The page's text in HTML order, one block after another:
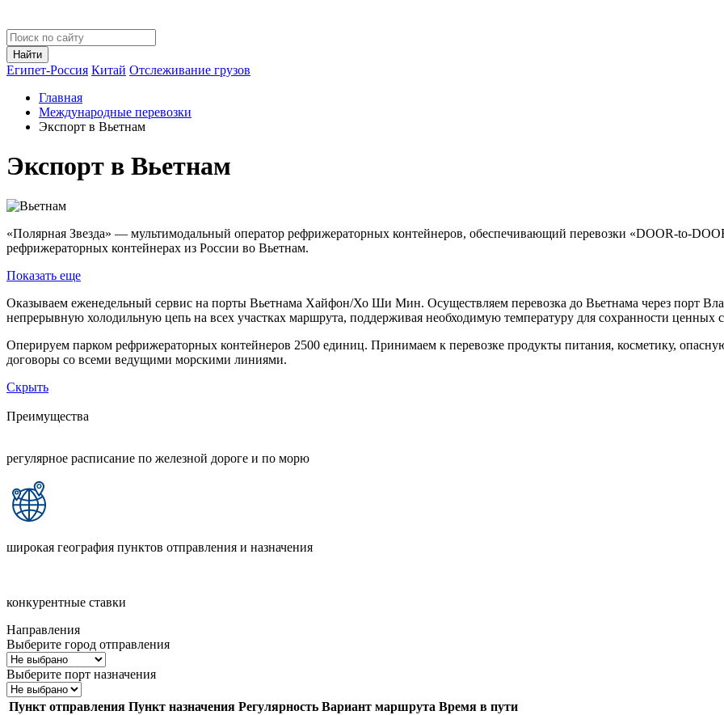
Найти
Египет-Россия Китай Отслеживание грузов
Главная
Международные перевозки
Экспорт в Вьетнам
Экспорт в Вьетнам
«Полярная Звезда» — мультимодальный оператор рефрижераторных контейнеров, обеспечивающий перевозки «DOOR-to-
рефрижераторных контейнерах из России во Вьетнам.
Показать еще
Оказываем еженедельный сервис на порты Вьетнама Хайфон/Хо Ши Мин. Осуществляем перевозка до Вьетнама через порт
непрерывную холодильную цепь на всех участках маршрута, поддерживая необходимую температуру для сохранности ценных
Оперируем парком рефрижераторных контейнеров 2500 единиц. Принимаем к перевозке продукты питания, косметику,
договоры со всеми ведущими морскими линиями.
Скрыть
Преимущества
регулярное расписание по железной дороге и по морю
широкая география пунктов отправления и назначения
конкурентные ставки
Направления
Выберите город отправления
Выберите порт назначения
Пункт отправления Пункт назначения Регулярность Вариант маршрута Время в пути